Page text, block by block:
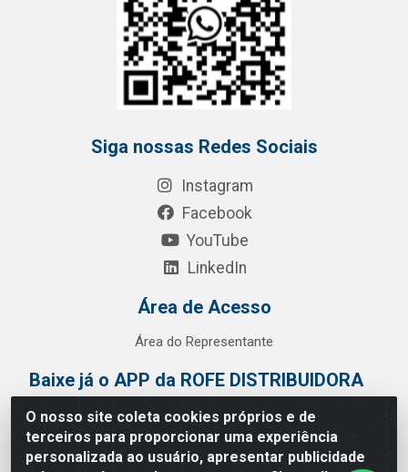
O nosso site coleta cookies próprios e de
terceiros para proporcionar uma experiência
personalizada ao usuário, apresentar publicidade
Siga nossas Redes Sociais
Instagram
Facebook
YouTube
LinkedIn
Área de Acesso
Área do Representante
Baixe já o APP da ROFE DISTRIBUIDORA